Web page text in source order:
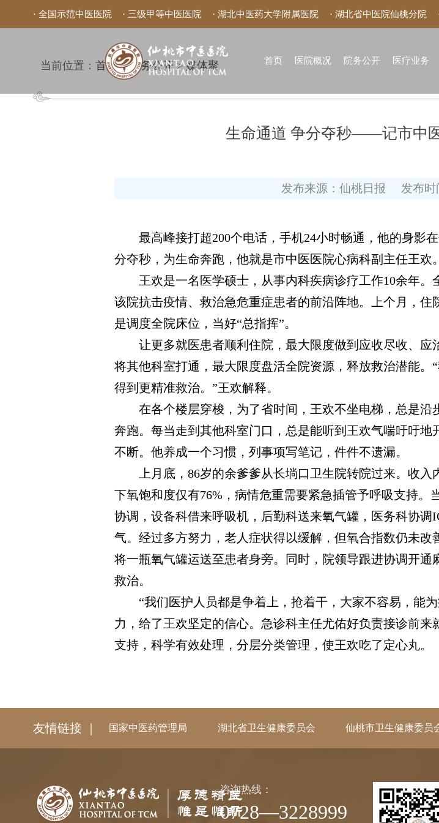
· 全国示范中医医院 · 三级甲等中医医院 · 湖北中医药大学附属医院 · 湖北省中医院仙桃分院
首页 医院概况 院务公开 医疗业务
当前位置：首页>院务公开>媒体聚
生命通道 争分夺秒——记市中
发布来源：仙桃日报 发布时
最高峰接打超200个电话，手机24小时畅通，他的身影
分夺秒，为生命奔跑，他就是市中医医院心病科副主任王欢。
王欢是一名医学硕士，从事内科疾病诊疗工作10余年。
该院抗击疫情、救治急危重症患者的前沿阵地。上个月，
是调度全院床位，当好“总指挥”。
让更多就医患者顺利住院，最大限度做到应收尽收、应
将其他科室打通，最大限度盘活全院资源，释放救治潜能
得到更精准救治。”王欢解释。
在各个楼层穿梭，为了省时间，王欢不坐电梯，总是沿
奔跑。每当走到其他科室门口，总是能听到王欢气喘吁吁
不断。他养成一个习惯，列事项写笔记，件件不遗漏。
上月底，86岁的余爹爹从长埫口卫生院转院过来。收入
下氧饱和度仅有76%，病情危重需要紧急插管予呼吸支持
协调，设备科借来呼吸机，后勤科送来氧气罐，医务科协
气。经过多方努力，老人症状得以缓解，但氧合指数仍未
将一瓶氧气罐运送至患者身旁。同时，院领导跟进协调开
救治。
“我们医护人员都是争着上，抢着干，大家不容易，能为
力，给了王欢坚定的信心。急诊科主任尤佑好负责接诊前
支持，科学有效处理，分层分类管理，使王欢吃了定心丸。
友情链接 ｜ 国家中医药管理局 湖北省卫生健康委员会 仙桃市卫生健康委员
咨询热线：
0728—3228999